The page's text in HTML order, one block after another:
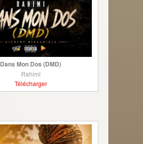
Dans Mon Dos (DMD)
Rahimi
Télécharger